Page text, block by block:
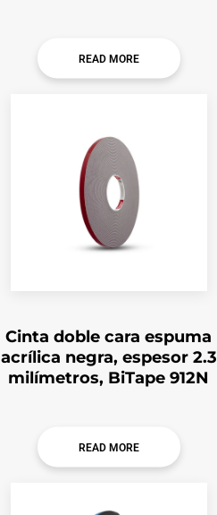
READ MORE
Cinta doble cara espuma
acrílica negra, espesor 2.3
milímetros, BiTape 912N
READ MORE